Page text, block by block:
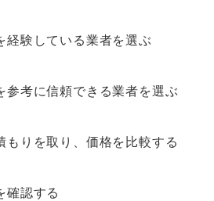
経験している業者を選ぶ
参考に信頼できる業者を選ぶ
もりを取り、価格を比較する
確認する